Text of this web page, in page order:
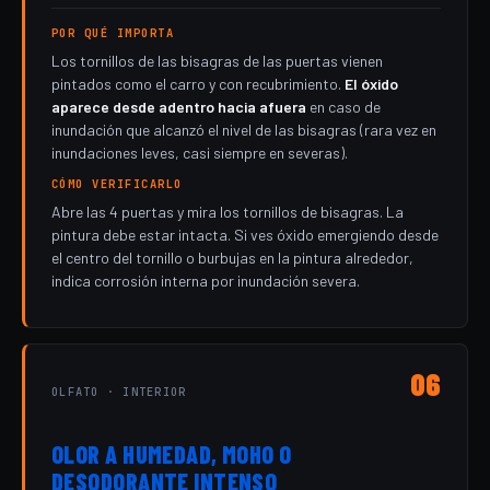
POR QUÉ IMPORTA
Los tornillos de las bisagras de las puertas vienen
pintados como el carro y con recubrimiento. El óxido
aparece desde adentro hacia afuera en caso de
inundación que alcanzó el nivel de las bisagras (rara vez en
inundaciones leves, casi siempre en severas).
CÓMO VERIFICARLO
Abre las 4 puertas y mira los tornillos de bisagras. La
pintura debe estar intacta. Si ves óxido emergiendo desde
el centro del tornillo o burbujas en la pintura alrededor,
indica corrosión interna por inundación severa.
OLFATO · INTERIOR
OLOR A HUMEDAD, MOHO O
DESODORANTE INTENSO
06